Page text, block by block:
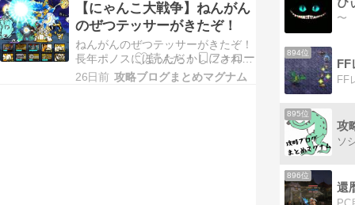
臨系ステージでは続々と絶ステージ
が実装されてきた中、テッサーがボ
スであるこの「リバーインパクト」
だけが5～6年ぐらいそれがずっと実
装されずにほったらか…
【にゃんこ大戦争】ねんがん
のぜつテッサーがきたぞ！
ねんがんのぜつテッサーがきたぞ！
長年ポノスにほったらかしにされて
いた絶テッサー。 なんとなんとつ
26日前 攻略ブログまとめマグナム
894位
FF
895位
攻
896位
還